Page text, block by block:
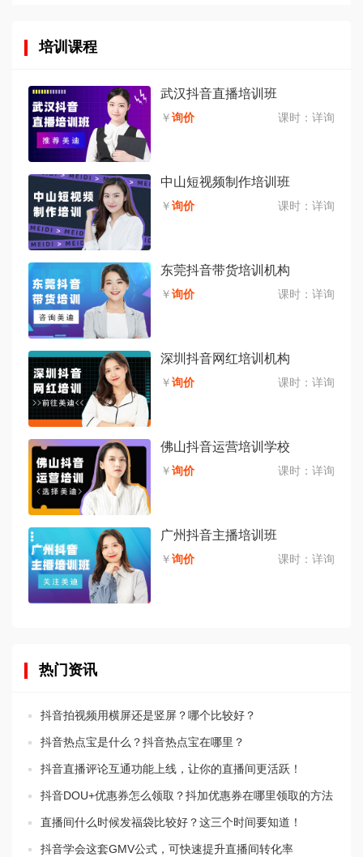
培训课程
武汉抖音直播培训班
￥询价 课时： 详询
中山短视频制作培训班
￥询价 课时： 详询
东莞抖音带货培训机构
￥询价 课时： 详询
深圳抖音网红培训机构
￥询价 课时： 详询
佛山抖音运营培训学校
￥询价 课时： 详询
广州抖音主播培训班
￥询价 课时： 详询
热门资讯
抖音拍视频用横屏还是竖屏？哪个比较好？
抖音热点宝是什么？抖音热点宝在哪里？
抖音直播评论互通功能上线，让你的直播间更活跃！
抖音DOU+优惠券怎么领取？抖加优惠券在哪里领取的方法
直播间什么时候发福袋比较好？这三个时间要知道！
抖音学会这套GMV公式，可快速提升直播间转化率